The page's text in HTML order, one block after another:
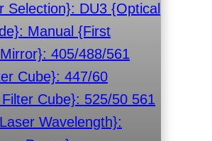
Selection}: DU3 {Optical
Manual {First
405/488/561
Cube}: 447/60
Cube}: 525/50 561
Wavelength}: